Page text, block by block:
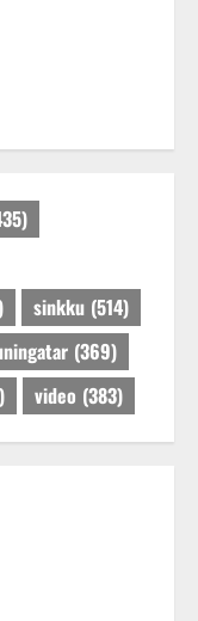
27.4.2025 |
sinkku (514)
(369)
video (383)